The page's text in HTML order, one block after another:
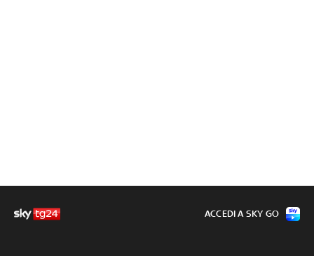
ACCEDI A SKY GO